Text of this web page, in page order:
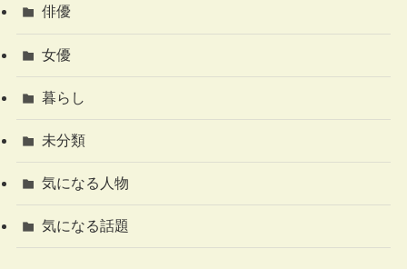
俳優
女優
暮らし
未分類
気になる人物
気になる話題